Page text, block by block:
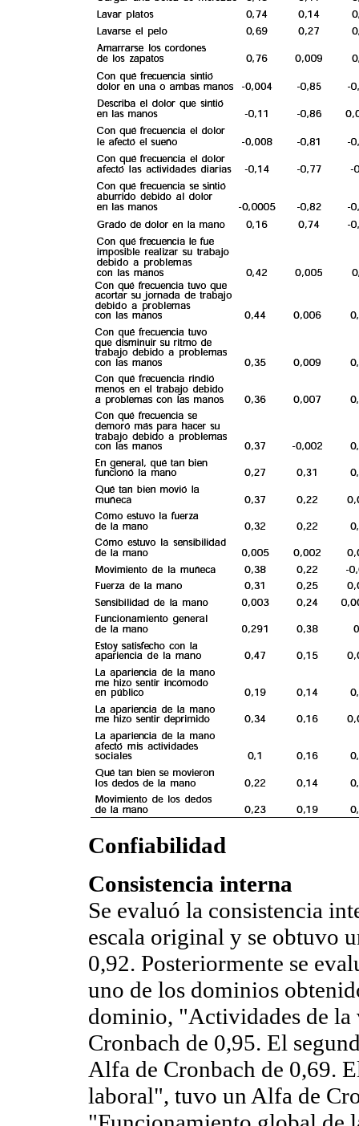
Confiabilidad
Consistencia interna
Se evaluó la consistencia
escala original y se obtuvo
0,92. Posteriormente se
uno de los dominios
dominio, "Actividades de
Cronbach de 0,95. El
Alfa de Cronbach de 0,69.
laboral", tuvo un Alfa de